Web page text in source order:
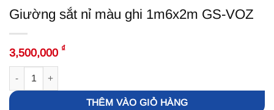
Giường sắt nỉ màu ghi 1m6x2m GS-VOZ
3,500,000 ₫
THÊM VÀO GIỎ HÀNG